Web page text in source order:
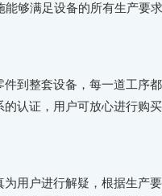
够满足设备的所有生产要求
到整套设备，每一道工序
认证，用户可放心进行购买
用户进行解疑，根据生产